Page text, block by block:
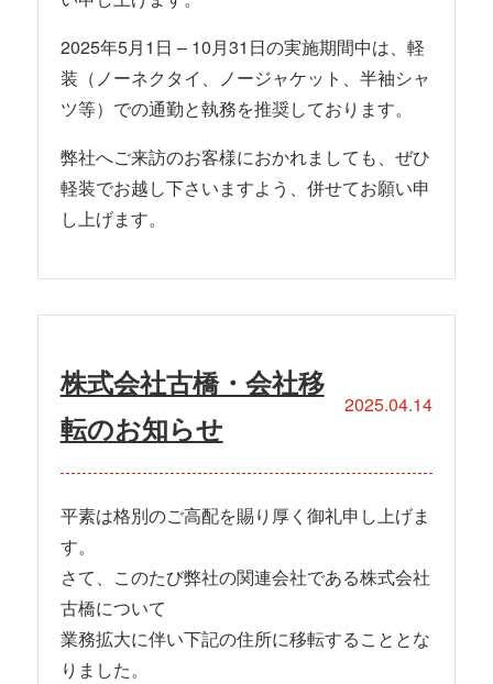
2025年5月1日 – 10月31日の実施期間中は、軽
装（ノーネクタイ、ノージャケット、半袖シャ
ツ等）での通勤と執務を推奨しております。
弊社へご来訪のお客様におかれましても、ぜひ
軽装でお越し下さいますよう、併せてお願い申
し上げます。
株式会社古橋・会社移
転のお知らせ
2025.04.14
平素は格別のご高配を賜り厚く御礼申し上げま
す。
さて、このたび弊社の関連会社である株式会社
古橋について
業務拡大に伴い下記の住所に移転することとな
りました。